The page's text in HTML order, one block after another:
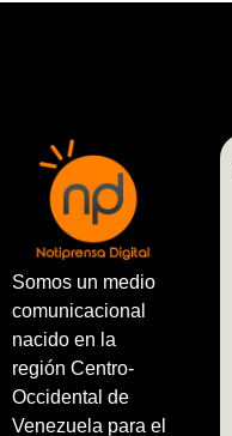
Somos un medio
comunicacional
nacido en la
región Centro-
Occidental de
Venezuela para el